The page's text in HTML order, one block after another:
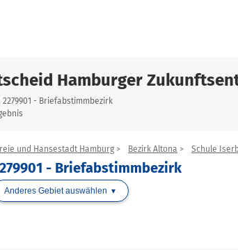
Hamburger
2279901 - Briefabstimmbezirk
und Hansestadt Hamburg Bezirk Altona Schule
- Briefabstimmbezirk
Anderes Gebiet auswählen